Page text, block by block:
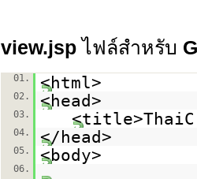
view.jsp ไฟล์สำหรับ
01. <html>
02. <head>
03.
04. </head>
05. <body>
06.